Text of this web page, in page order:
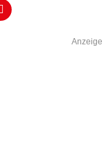
Anzeige